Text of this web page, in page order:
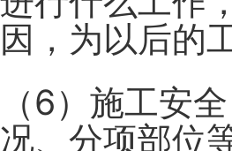
因，为以后的
（6）施工安
况、分项部位